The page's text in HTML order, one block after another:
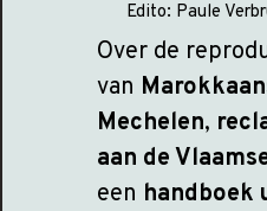
Edito: Paule
Over de
van
Mechelen,
aan de
een handboek